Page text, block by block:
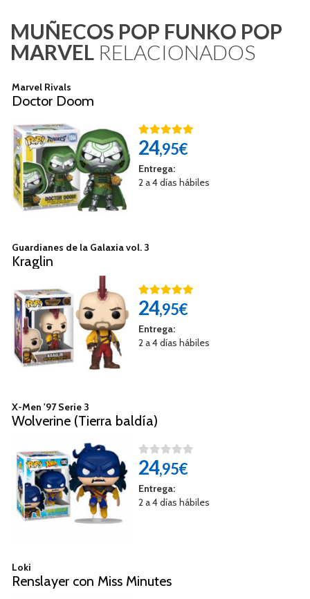
MUÑECOS POP FUNKO POP
MARVEL RELACIONADOS
Marvel Rivals
Doctor Doom
24,95€
Entrega:
2 a 4 días hábiles
Guardianes de la Galaxia vol. 3
Kraglin
24,95€
Entrega:
2 a 4 días hábiles
X-Men '97 Serie 3
Wolverine (Tierra baldía)
24,95€
Entrega:
2 a 4 días hábiles
Loki
Renslayer con Miss Minutes